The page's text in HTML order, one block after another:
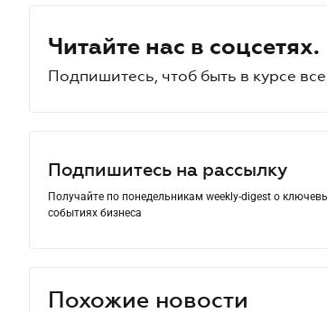
Читайте нас в соцсетях.
Подпишитесь, чтоб быть в курсе
Подпишитесь на рассылку
Получайте по понедельникам weekly-digest о
событиях бизнеса
Похожие новости